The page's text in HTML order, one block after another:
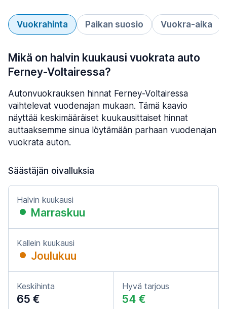
Vuokrahinta Paikan suosio Vuokra-aika
Mikä on halvin kuukausi vuokrata auto
Ferney-Voltairessa?
Autonvuokrauksen hinnat Ferney-Voltairessa
vaihtelevat vuodenajan mukaan. Tämä kaavio
näyttää keskimääräiset kuukausittaiset hinnat
auttaaksemme sinua löytämään parhaan vuodenajan
vuokrata auton.
Säästäjän oivalluksia
Halvin kuukausi
Marraskuu
Kallein kuukausi
Joulukuu
Keskihinta
65 €
Hyvä tarjous
54 €